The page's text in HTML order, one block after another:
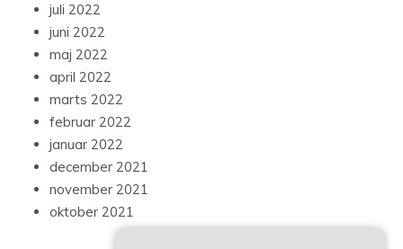
juli 2022
juni 2022
maj 2022
april 2022
marts 2022
februar 2022
januar 2022
december 2021
november 2021
oktober 2021